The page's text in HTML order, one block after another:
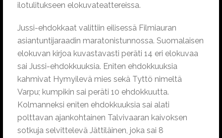
ilotulitukseen elokuvateattereissa.
Jussi-ehdokkaat valittiin eilisessä Filmiauran
asiantuntijaraadin maratonistunnossa. Suomalaisen
elokuvan kirjoa kuvastavasti peräti 14 eri elokuvaa
sai Jussi-ehdokkuuksia. Eniten ehdokkuuksia
kahmivat Hymyilevä mies sekä Tyttö nimeltä
Varpu; kumpikin sai peräti 10 ehdokkuutta.
Kolmanneksi eniten ehdokkuuksia sai alati
polttavan ajankohtainen Talvivaaran kaivoksen
sotkuja selvittelevä Jättiläinen, joka sai 8